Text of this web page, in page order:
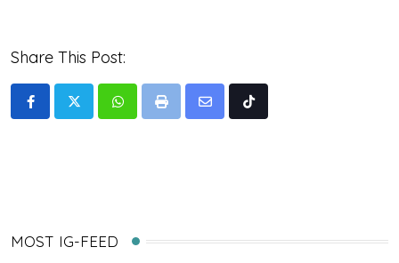
Share This Post:
WhatsappPrint
Share
Tiktok
MOST IG-FEED